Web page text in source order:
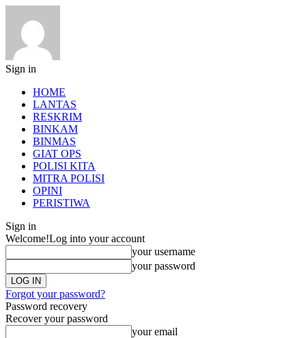
Sign in
HOME
LANTAS
RESKRIM
BINKAM
BINMAS
GIAT OPS
POLISI KITA
MITRA POLISI
OPINI
PERISTIWA
Sign in
Welcome!Log into your account
your username
your password
Forgot your password?
Password recovery
Recover your password
your email